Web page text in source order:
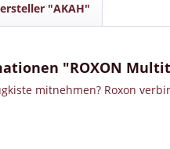
"AKAH"
"ROXON
mitnehmen? Roxon